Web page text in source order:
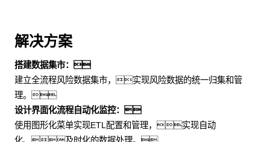
解决方案
搭建数据集市：
建立全流程风险数据集市，实现风险数据的统一归集和管
理。
设计界面化流程自动化监控：
使用图形化菜单实现ETL配置和管理，实现自动